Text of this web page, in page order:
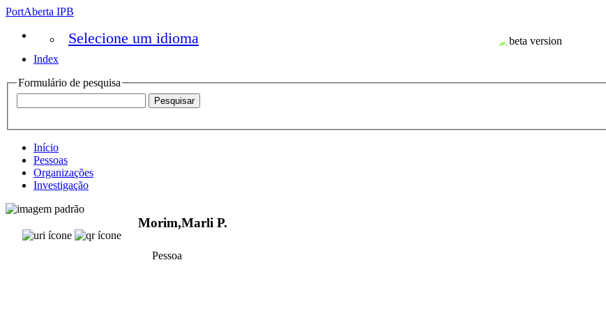
PortAberta IPB
Selecione um idioma
Index
Formulário de pesquisa
Início
Pessoas
Organizações
Investigação
Morim,Marli P.
Pessoa